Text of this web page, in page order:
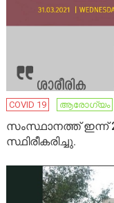
COVID 19 ആരോഗ്യം
സംസ്ഥാനത്ത് ഇന്ന്
സ്ഥിരീകരിച്ചു.